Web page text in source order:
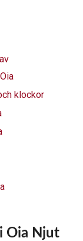
klockor
Oia Njut